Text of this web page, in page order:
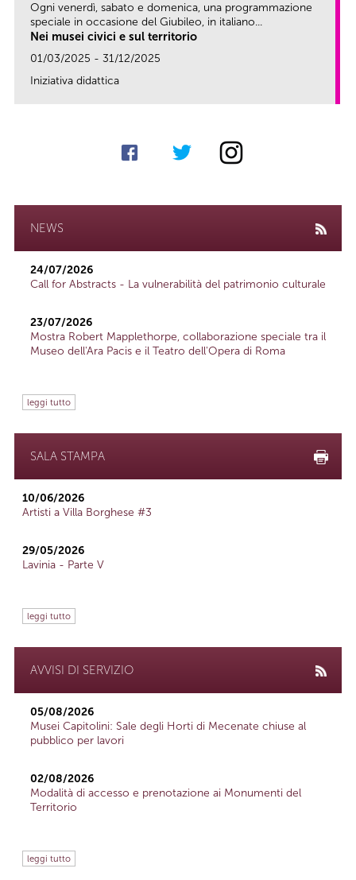
Ogni venerdì, sabato e domenica, una programmazione
speciale in occasione del Giubileo, in italiano...
Nei musei civici e sul territorio
01/03/2025 - 31/12/2025
Iniziativa didattica
NEWS
24/07/2026
Call for Abstracts - La vulnerabilità del patrimonio culturale
23/07/2026
Mostra Robert Mapplethorpe, collaborazione speciale tra il
Museo dell'Ara Pacis e il Teatro dell'Opera di Roma
leggi tutto
SALA STAMPA
10/06/2026
Artisti a Villa Borghese #3
29/05/2026
Lavinia - Parte V
leggi tutto
AVVISI DI SERVIZIO
05/08/2026
Musei Capitolini: Sale degli Horti di Mecenate chiuse al
pubblico per lavori
02/08/2026
Modalità di accesso e prenotazione ai Monumenti del
Territorio
leggi tutto